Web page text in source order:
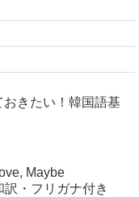
おきたい！韓国語基
Maybe
・フリガナ付き